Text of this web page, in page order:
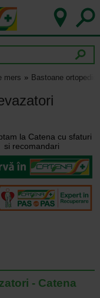
mers Bastoane
la Catena cu sfaturi
si recomandari
- Catena